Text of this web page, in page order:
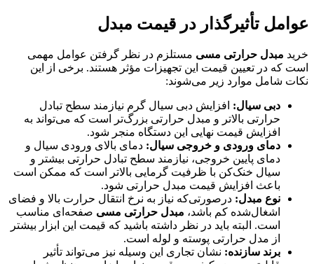
عوامل تأثیرگذار در قیمت مبدل
خرید مبدل حرارتی مسی مستلزم در نظر گرفتن عوامل مهمی
است که در تعیین قیمت این تجهیزات مؤثر هستند. برخی از این
نکات شامل موارد زیر می‌شوند:
دبی سیال: افزایش دبی سیال گرم نیازمند سطح تبادل
حرارتی بالاتر و مبدل حرارتی بزرگ‌تر است که می‌تواند به
افزایش قیمت نهایی این دستگاه منجر شود.
دمای ورودی و خروجی سیال: دمای بالای ورودی سیال و
دمای پایین خروجی، نیازمند سطح تبادل حرارتی بیشتر و
سیال خنک‌کن با ظرفیت گرمایی بالاتر است که ممکن است
باعث افزایش قیمت مبدل حرارتی شود.
نوع مبدل: درصورتی‌که نیاز به نرخ انتقال حرارت بالا و فضای
اشغال‌شده کم باشد، مبدل حرارتی مسی صفحه‌ای مناسب
است. البته باید در نظر داشته باشید که قیمت این ابزار بیشتر
از مدل حرارتی پوسته و لوله است.
برند سازنده: نشان تجاری این وسیله نیز می‌تواند تأثیر